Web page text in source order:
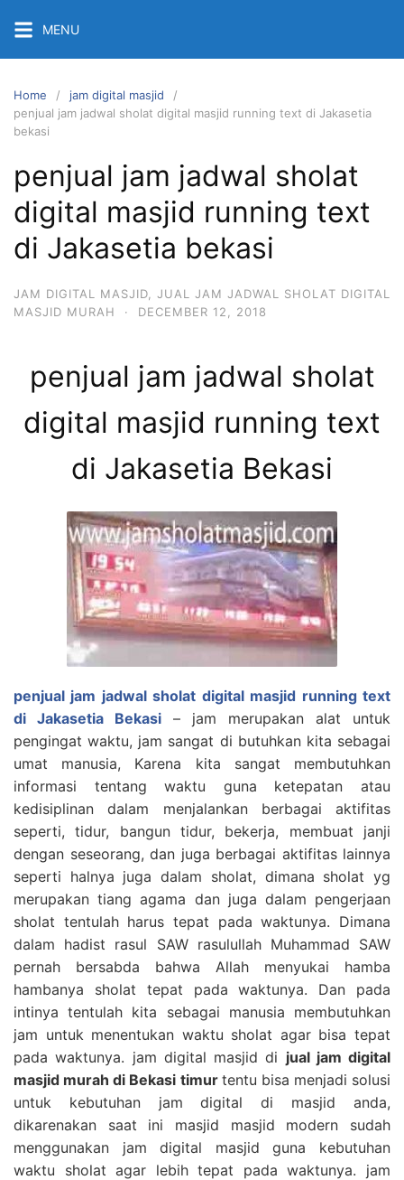
content
MENU
Home
jam digital masjid
penjual jam jadwal sholat digital masjid running text di Jakasetia
bekasi
penjual jam jadwal sholat
digital masjid running text
di Jakasetia bekasi
JAM DIGITAL MASJID
JUAL JAM JADWAL SHOLAT DIGITAL
MASJID MURAH
· DECEMBER 12, 2018
penjual jam jadwal sholat
digital masjid running text
di Jakasetia Bekasi
penjual jam jadwal sholat digital masjid running text
di Jakasetia Bekasi
– jam merupakan alat untuk
pengingat waktu, jam sangat di butuhkan kita sebagai
umat manusia, Karena kita sangat membutuhkan
informasi tentang waktu guna ketepatan atau
kedisiplinan dalam menjalankan berbagai aktifitas
seperti, tidur, bangun tidur, bekerja, membuat janji
dengan seseorang, dan juga berbagai aktifitas lainnya
seperti halnya juga dalam sholat, dimana sholat yg
merupakan tiang agama dan juga dalam pengerjaan
sholat tentulah harus tepat pada waktunya. Dimana
dalam hadist rasul SAW rasulullah Muhammad SAW
pernah bersabda bahwa Allah menyukai hamba
hambanya sholat tepat pada waktunya. Dan pada
intinya tentulah kita sebagai manusia membutuhkan
jam untuk menentukan waktu sholat agar bisa tepat
pada waktunya. jam digital masjid di jual jam digital
masjid murah di Bekasi timur tentu bisa menjadi solusi
untuk kebutuhan jam digital di masjid anda,
dikarenakan saat ini masjid masjid modern sudah
menggunakan jam digital masjid guna kebutuhan
waktu sholat agar lebih tepat pada waktunya. jam